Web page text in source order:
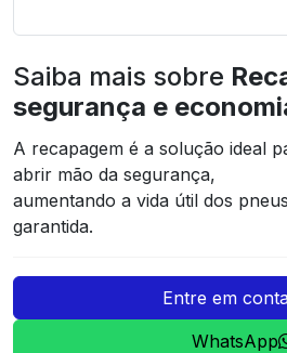
Saiba mais sobre
segurança e
A recapagem é a solução ideal
abrir mão da segurança,
aumentando a vida útil dos
garantida.
Entre em
WhatsApp